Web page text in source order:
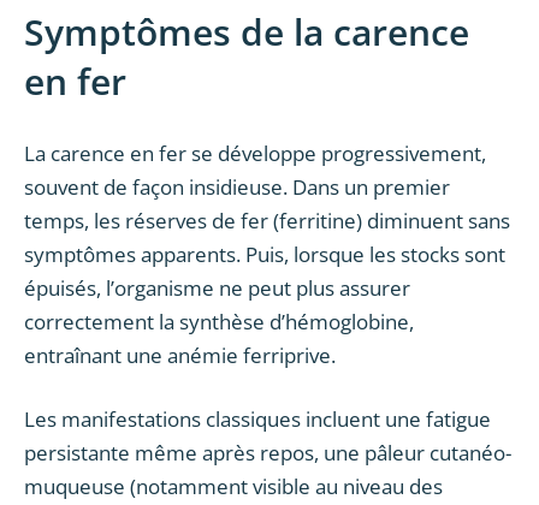
Symptômes de la carence
en fer
La carence en fer se développe progressivement,
souvent de façon insidieuse. Dans un premier
temps, les réserves de fer (ferritine) diminuent sans
symptômes apparents. Puis, lorsque les stocks sont
épuisés, l’organisme ne peut plus assurer
correctement la synthèse d’hémoglobine,
entraînant une anémie ferriprive.
Les manifestations classiques incluent une fatigue
persistante même après repos, une pâleur cutanéo-
muqueuse (notamment visible au niveau des